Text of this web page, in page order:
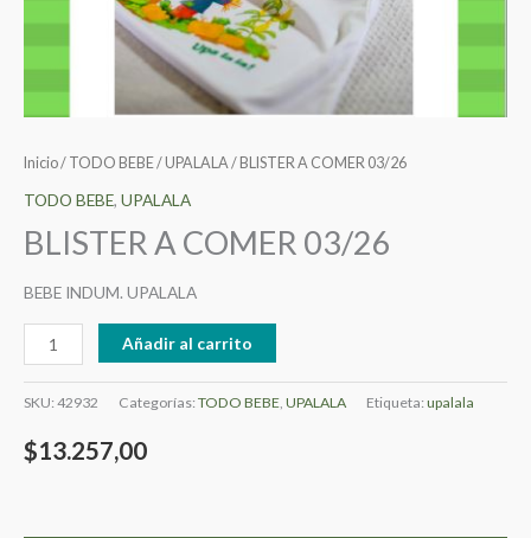
Inicio/ TODO BEBE/ UPALALA/ BLISTER A COMER 03/26
TODO BEBE, UPALALA
BLISTER A COMER 03/26
BEBE INDUM. UPALALA
Añadir al carrito
SKU: 42932 Categorías: TODO BEBE UPALALA Etiqueta: upalala
$13.257,00